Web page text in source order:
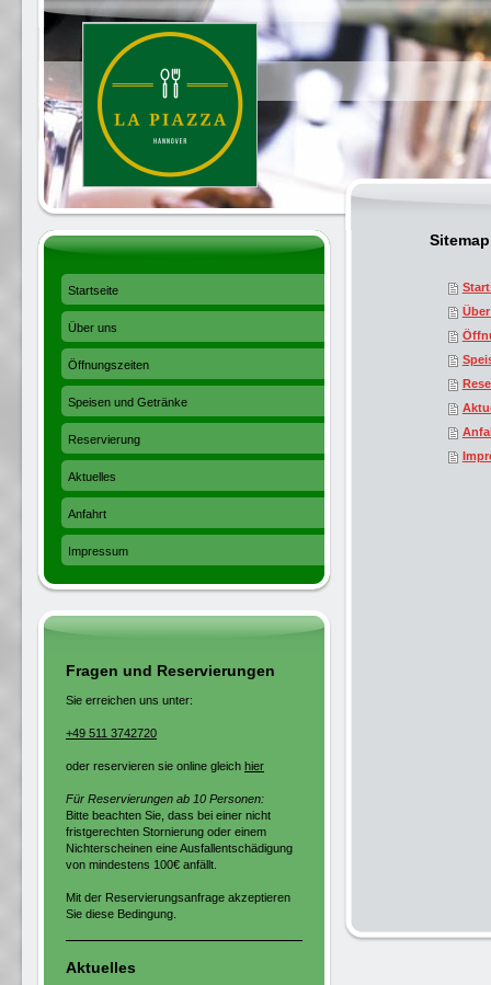
Sitemap
Startseite
Über uns
Öffnungszeiten
Speisen und Getränke
Reservierung
Aktuelles
Anfahrt
Impressum
Fragen und Reservierungen
Sie erreichen uns unter:
+49 511 3742720
oder reservieren sie online gleich hier
Für Reservierungen ab 10 Personen:
Bitte beachten Sie, dass bei einer nicht
fristgerechten Stornierung oder einem
Nichterscheinen eine Ausfallentschädigung
von mindestens 100€ anfällt.
Mit der Reservierungsanfrage akzeptieren
Sie diese Bedingung.
Aktuelles